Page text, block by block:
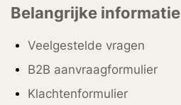
Belangrijke informatie
Veelgestelde vragen
B2B aanvraagformulier
Klachtenformulier